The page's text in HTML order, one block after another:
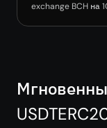
exchange BCH на